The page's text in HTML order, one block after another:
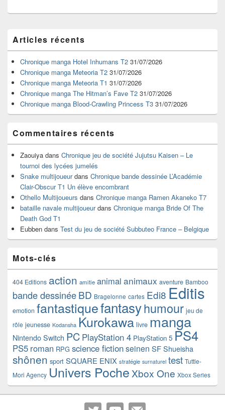
principale
de
widget
pour
barre
latérale
Articles récents
Chronique manga Hotel Inhumans T2 31/07/2026
Chronique manga Meteoria T2 31/07/2026
Chronique manga Meteoria T1 31/07/2026
Chronique manga The Hitman’s Fave T2 31/07/2026
Chronique manga Blood-Crawling Princess T3 31/07/2026
Commentaires récents
Zaouiya dans Chronique jeu de société Jujutsu Kaisen – Le
tournoi des lycées jumelés
Snake multijoueurdans Chronique bande dessinée L’Académie
Clair-Obscur T1 Un élève encombrant
Othello Multijoueurs dans Chronique manga Ramen Akaneko T7
bataille navale multijoueurdans Chronique manga Bride Of The
Death God T1
Eubben dans Test du jeu de société Subbuteo France – Belgique
Mots-clés
404 Editions action amitie animal animaux aventure Bamboo
bande dessinéeBD Bragelonne cartes Edi8 Editis
emotion fantastiquefantasyhumour jeu de
rôle jeunesse Kodansha Kurokawa livre manga
Nintendo Switch PC PlayStation 4 PlayStation 5 PS4
PS5 roman RPG science fictionseinen SF Shueisha
shônen sport SQUARE ENIX stratégie surnaturel test Tuttle-
Mori Agency Univers Poche Xbox One Xbox Series